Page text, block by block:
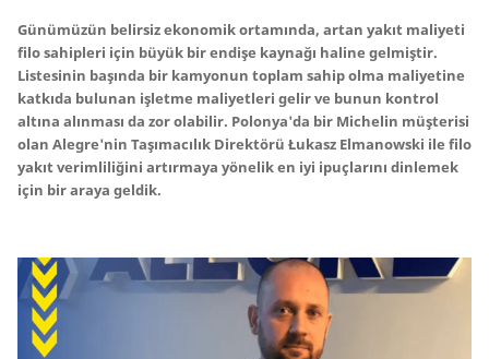
Günümüzün belirsiz ekonomik ortamında, artan yakıt maliyeti
filo sahipleri için büyük bir endişe kaynağı haline gelmiştir.
Listesinin başında bir kamyonun toplam sahip olma maliyetine
katkıda bulunan işletme maliyetleri gelir ve bunun kontrol
altına alınması da zor olabilir. Polonya'da bir Michelin müşterisi
olan Alegre'nin Taşımacılık Direktörü Łukasz Elmanowski ile filo
yakıt verimliliğini artırmaya yönelik en iyi ipuçlarını dinlemek
için bir araya geldik.